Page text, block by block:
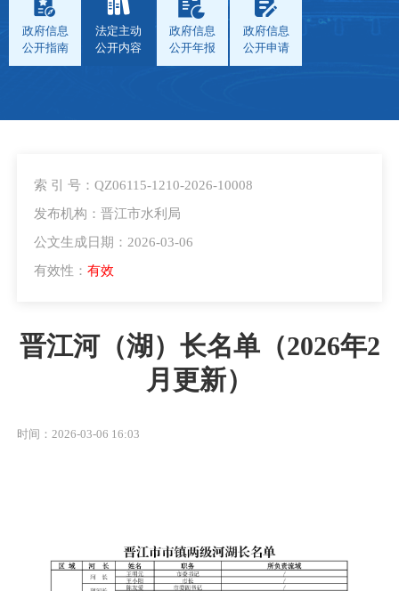
政府信息
公开指南
法定主动
公开内容
政府信息
公开年报
政府信息
公开申请
索 引 号：QZ06115-1210-2026-10008
发布机构：晋江市水利局
公文生成日期：2026-03-06
有效性： 有效
晋江河（湖）长名单（2026年2
月更新）
时间：2026-03-06 16:03